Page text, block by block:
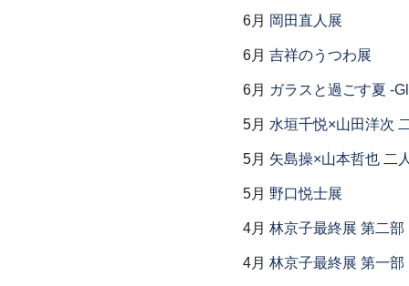
6月 岡田直人展
6月 吉祥のうつわ展
6月 ガラスと過ごす夏 -
5月 水垣千悦×山田洋次
5月 矢島操×山本哲也 二
5月 野口悦士展
4月 林京子最終展 第二
4月 林京子最終展 第一